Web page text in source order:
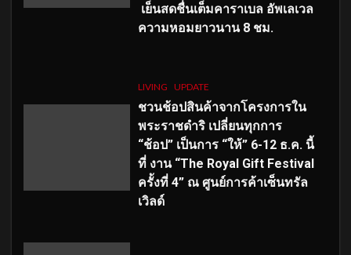
เย็นสดชื่นเต็มคาราเบล อัพเลเวล
ความหอมยาวนาน 8 ชม.
LIVING UPDATE
ชวนช้อปสินค้าจากโครงการใน
พระราชดำริ เปลี่ยนทุกการ
“ช้อป” เป็นการ “ให้” 6-12 ธ.ค. นี้
ที่ งาน “The Royal Gift Festival
ครั้งที่ 4” ณ ศูนย์การค้าเซ็นทรัล
เวิลด์